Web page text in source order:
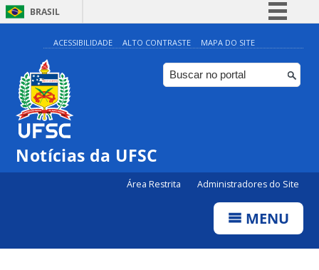
BRASIL
Simplifique!
Comunica BR
Participe
ACESSIBILIDADE ALTO CONTRASTE MAPA DO SITE
Notícias da UFSC
Área Restrita Administradores do Site
MENU